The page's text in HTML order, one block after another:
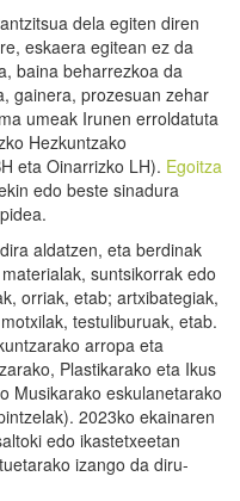
dela egiten diren
eskaera egitean ez da
baina beharrezkoa da
gainera, prozesuan zehar
umeak Irunen erroldatuta
Hezkuntzako
eta Oinarrizko LH). Egoitza
edo beste sinadura
aldatzen, eta berdinak
suntsikorrak edo
orriak, etab; artxibategiak,
testuliburuak, etab.
arropa eta
Plastikarako eta Ikus
Musikarako eskulanetarako
2023ko ekainaren
edo ikastetxeetan
izango da diru-